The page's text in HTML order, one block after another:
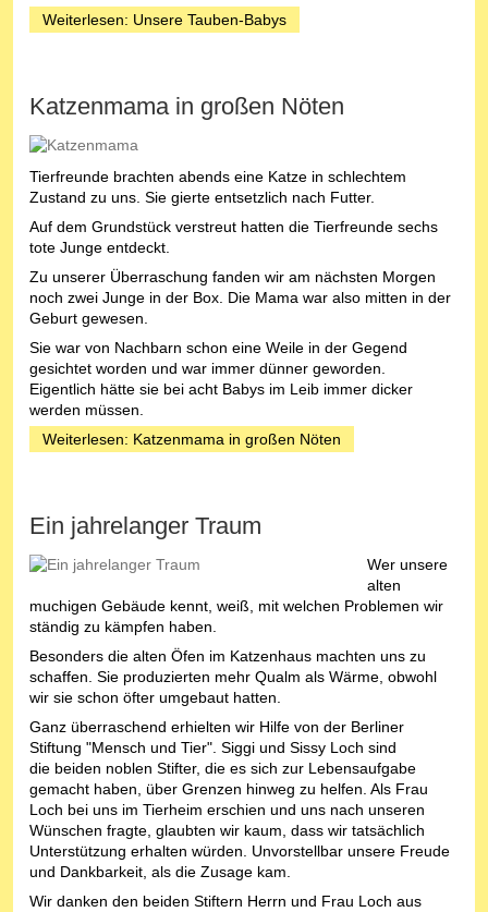
Weiterlesen: Unsere Tauben-Babys
Katzenmama in großen Nöten
Tierfreunde brachten abends eine Katze in schlechtem
Zustand zu uns. Sie gierte entsetzlich nach Futter.
Auf dem Grundstück verstreut hatten die Tierfreunde sechs
tote Junge entdeckt.
Zu unserer Überraschung fanden wir am nächsten Morgen
noch zwei Junge in der Box. Die Mama war also mitten in der
Geburt gewesen.
Sie war von Nachbarn schon eine Weile in der Gegend
gesichtet worden und war immer dünner geworden.
Eigentlich hätte sie bei acht Babys im Leib immer dicker
werden müssen.
Weiterlesen: Katzenmama in großen Nöten
Ein jahrelanger Traum
Wer unsere
alten
muchigen Gebäude kennt, weiß, mit welchen Problemen wir
ständig zu kämpfen haben.
Besonders die alten Öfen im Katzenhaus machten uns zu
schaffen. Sie produzierten mehr Qualm als Wärme, obwohl
wir sie schon öfter umgebaut hatten.
Ganz überraschend erhielten wir Hilfe von der Berliner
Stiftung "Mensch und Tier". Siggi und Sissy Loch sind
die beiden noblen Stifter, die es sich zur Lebensaufgabe
gemacht haben, über Grenzen hinweg zu helfen. Als Frau
Loch bei uns im Tierheim erschien und uns nach unseren
Wünschen fragte, glaubten wir kaum, dass wir tatsächlich
Unterstützung erhalten würden. Unvorstellbar unsere Freude
und Dankbarkeit, als die Zusage kam.
Wir danken den beiden Stiftern Herrn und Frau Loch aus